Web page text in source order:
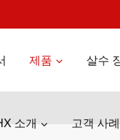
제품 살수
소개 고객 사례